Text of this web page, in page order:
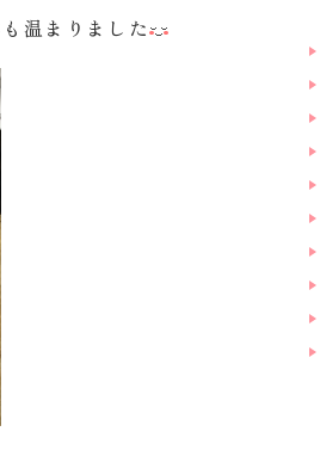
温まりました